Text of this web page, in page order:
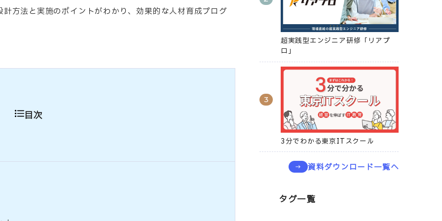
方法と実施のポイントがわかり、効果的な人材育成プログ
目次
超実践型エンジニア研修「リアプ
ロ」
3分でわかる東京ITスクール
資料ダウンロード一覧へ
タグ一覧